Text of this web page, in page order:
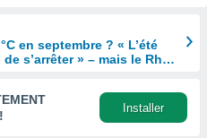
en septembre ? « L’été
s’arrêter » – mais le Rhin
Installer